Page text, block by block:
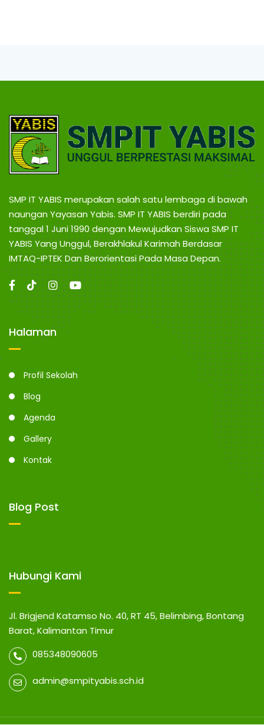
SMP IT YABIS merupakan salah satu lembaga di bawah
naungan Yayasan Yabis. SMP IT YABIS berdiri pada
tanggal 1 Juni 1990 dengan Mewujudkan Siswa SMP IT
YABIS Yang Unggul, Berakhlakul Karimah Berdasar
IMTAQ-IPTEK Dan Berorientasi Pada Masa Depan.
Halaman
Profil Sekolah
Blog
Agenda
Gallery
Kontak
Blog Post
Hubungi Kami
Jl. Brigjend Katamso No. 40, RT 45, Belimbing, Bontang
Barat, Kalimantan Timur
085348090605
admin@smpityabis.sch.id